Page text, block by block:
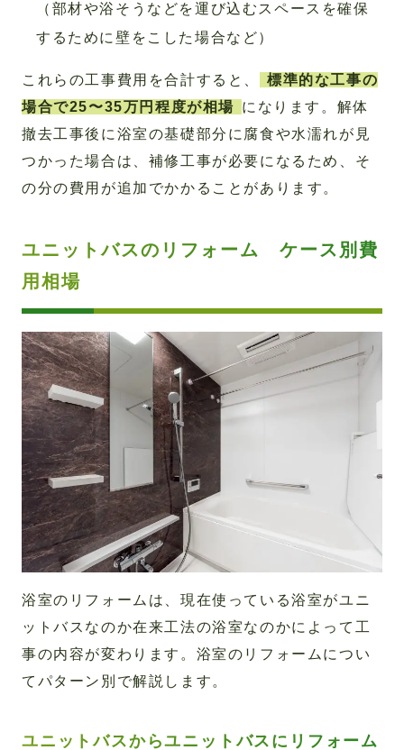
（部材や浴そうなどを運び込むスペースを確保
するために壁をこした場合など）
これらの工事費用を合計すると、
標準的な工事の
場合で25〜35万円程度が相場 になります。解体
撤去工事後に浴室の基礎部分に腐食や水濡れが見
つかった場合は、補修工事が必要になるため、そ
の分の費用が追加でかかることがあります。
ユニットバスのリフォーム ケース別費
用相場
浴室のリフォームは、現在使っている浴室がユニ
ットバスなのか在来工法の浴室なのかによって工
事の内容が変わります。浴室のリフォームについ
てパターン別で解説します。
ユニットバスからユニットバスにリフォーム